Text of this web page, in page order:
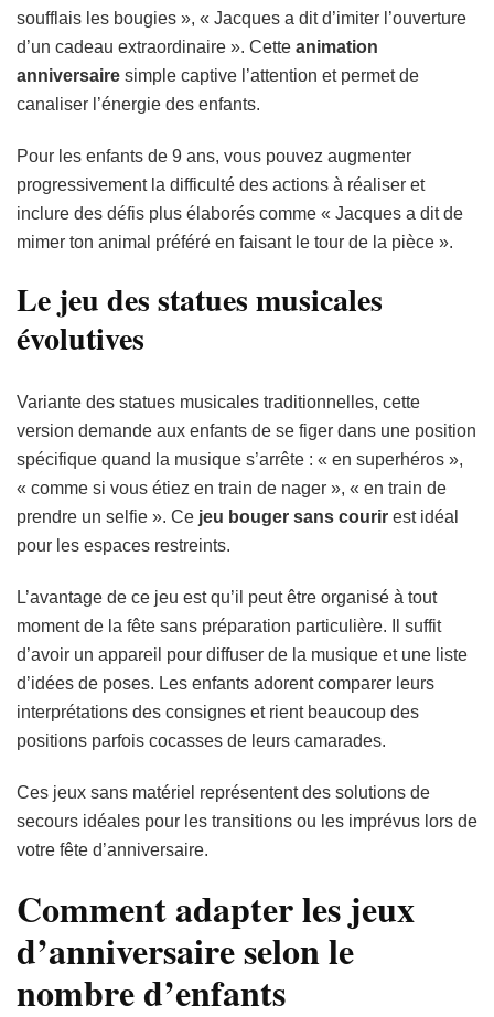
soufflais les bougies », « Jacques a dit d’imiter l’ouverture
d’un cadeau extraordinaire ». Cette animation
anniversaire simple captive l’attention et permet de
canaliser l’énergie des enfants.
Pour les enfants de 9 ans, vous pouvez augmenter
progressivement la difficulté des actions à réaliser et
inclure des défis plus élaborés comme « Jacques a dit de
mimer ton animal préféré en faisant le tour de la pièce ».
Le jeu des statues musicales
évolutives
Variante des statues musicales traditionnelles, cette
version demande aux enfants de se figer dans une position
spécifique quand la musique s’arrête : « en superhéros »,
« comme si vous étiez en train de nager », « en train de
prendre un selfie ». Ce jeu bouger sans courir est idéal
pour les espaces restreints.
L’avantage de ce jeu est qu’il peut être organisé à tout
moment de la fête sans préparation particulière. Il suffit
d’avoir un appareil pour diffuser de la musique et une liste
d’idées de poses. Les enfants adorent comparer leurs
interprétations des consignes et rient beaucoup des
positions parfois cocasses de leurs camarades.
Ces jeux sans matériel représentent des solutions de
secours idéales pour les transitions ou les imprévus lors de
votre fête d’anniversaire.
Comment adapter les jeux
d’anniversaire selon le
nombre d’enfants